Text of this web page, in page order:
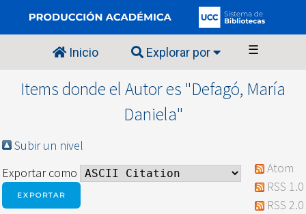
Inicio Explorar por ☰
Items donde el Autor es "Defagó, María
Daniela"
Subir un nivel
Exportar como
Atom
RSS 1.0
RSS 2.0